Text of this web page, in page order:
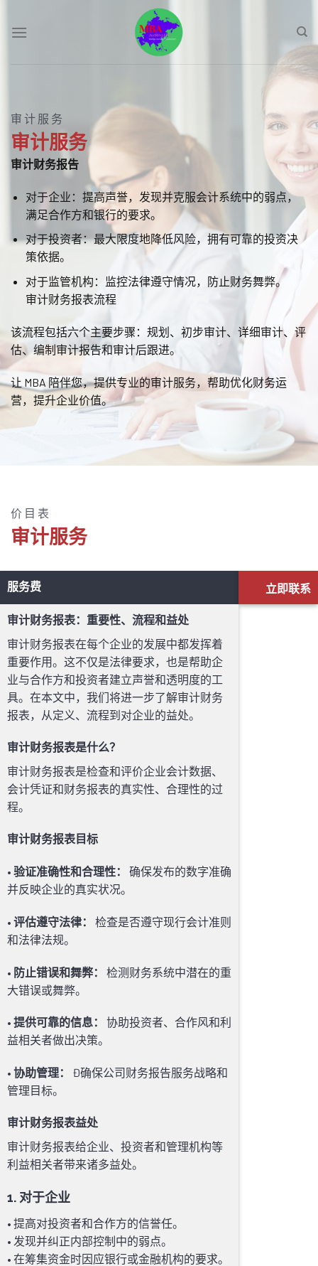
审计服务
审计服务
审计财务报告
对于企业：提高声誉，发现并克服会计系统中的弱点，
满足合作方和银行的要求。
对于投资者：最大限度地降低风险，拥有可靠的投资决
策依据。
对于监管机构：监控法律遵守情况，防止财务舞弊。
审计财务报表流程
该流程包括六个主要步骤：规划、初步审计、详细审计、评
估、编制审计报告和审计后跟进。
让 MBA 陪伴您，提供专业的审计服务，帮助优化财务运
营，提升企业价值。
价目表
审计服务
服务费 立即联系
审计财务报表：重要性、流程和益处
审计财务报表在每个企业的发展中都发挥着
重要作用。这不仅是法律要求，也是帮助企
业与合作方和投资者建立声誉和透明度的工
具。在本文中，我们将进一步了解审计财务
报表，从定义、流程到对企业的益处。
审计财务报表是什么？
审计财务报表是检查和评价企业会计数据、
会计凭证和财务报表的真实性、合理性的过
程。
审计财务报表目标
• 验证准确性和合理性：
确保发布的数字准确
并反映企业的真实状况。
• 评估遵守法律：
检查是否遵守现行会计准则
和法律法规。
• 防止错误和舞弊：
检测财务系统中潜在的重
大错误或舞弊。
• 提供可靠的信息：
协助投资者、合作风和利
益相关者做出决策。
• 协助管理：
Đ确保公司财务报告服务战略和
管理目标。
审计财务报表益处
审计财务报表给企业、投资者和管理机构等
利益相关者带来诸多益处。
1. 对于企业
• 提高对投资者和合作方的信誉任。
• 发现并纠正内部控制中的弱点。
• 在筹集资金时因应银行或金融机构的要求。